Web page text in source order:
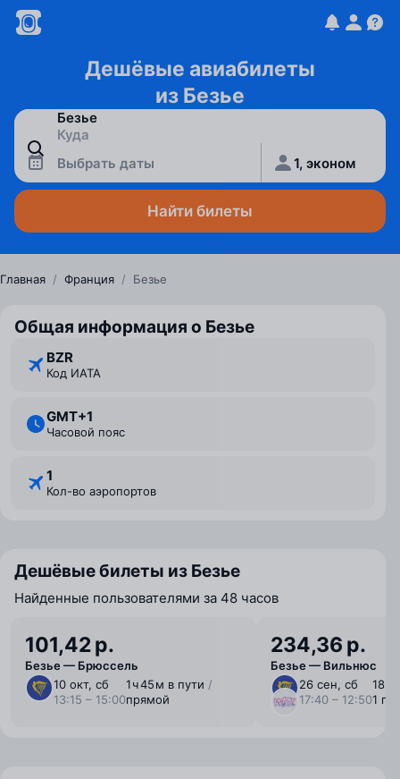
Дешёвые авиабилеты
из Безье
Выбрать даты 1, эконом
Найти билеты
Главная / Франция / Безье
Общая информация о Безье
BZR
Код ИАТА
GMT+1
Часовой пояс
1
Кол-во аэропортов
Дешёвые билеты из Безье
Найденные пользователями за 48 часов
101,42 р.
Безье — Брюссель
10 окт, сб
13:15 – 15:00
1 ⁠ч 45 ⁠м в пути /
прямой
234,36 р.
Безье — Вильнюс
26 сен, сб
17:40 – 12:50
18 ⁠ч
1